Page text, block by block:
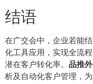
结语
在广交会中，企业若能
化工具应用，实现全流
潜在客户转化率。 品推
析及自动化客户管理，